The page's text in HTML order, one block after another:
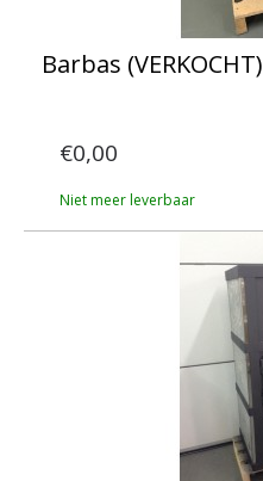
Barbas (VERKOCHT)
€0,00
Niet meer leverbaar